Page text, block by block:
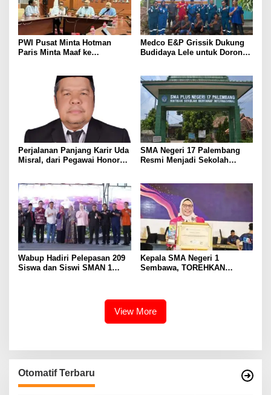
PWI Pusat Minta Hotman
Paris Minta Maaf ke
Medco E&P Grissik Dukung
Budidaya Lele untuk Dorong
Perjalanan Panjang Karir Uda
Misral, dari Pegawai Honorer
Eselon III
SMA Negeri 17 Palembang
Resmi Menjadi Sekolah
Wabup Hadiri Pelepasan 209
Siswa dan Siswi SMAN 1
Kepala SMA Negeri 1
Sembawa, TOREHKAN
View More
Otomatif Terbaru